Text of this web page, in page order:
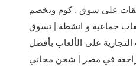
على سوق . كوم وبخصم
على ألعاب جماعية و انشطة | تسوق
على الألعاب بأفضل
في مصر | شحن مجاني